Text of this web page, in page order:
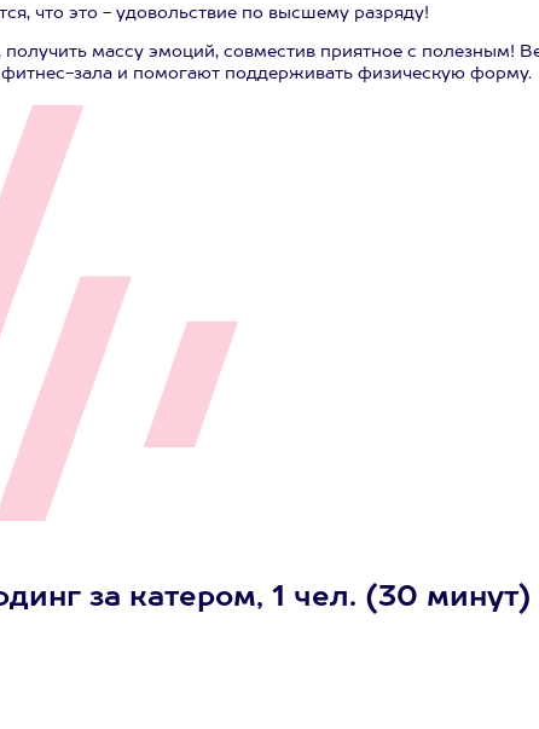
что это - удовольствие по высшему разряду!
массу эмоций, совместив приятное с полезным!
зала и помогают поддерживать физическую форму.
за катером, 1 чел. (30 минут)